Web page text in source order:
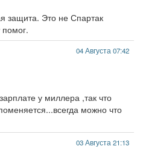
защита. Это не Спартак
04 Августа 07:42
у миллера ,так что
можно что
03 Августа 21:13